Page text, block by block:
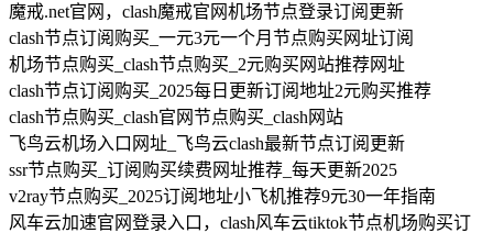
魔戒.net官网，clash魔戒官网机场节点登录订阅更新
clash节点订阅购买_一元3元一个月节点购买网址订阅
机场节点购买_clash节点购买_2元购买网站推荐网址
clash节点订阅购买_2025每日更新订阅地址2元购买推荐
clash节点购买_clash官网节点购买_clash网站
飞鸟云机场入口网址_飞鸟云clash最新节点订阅更新
ssr节点购买_订阅购买续费网址推荐_每天更新2025
v2ray节点购买_2025订阅地址小飞机推荐9元30一年指南
风车云加速官网登录入口，clash风车云tiktok节点机场购买订